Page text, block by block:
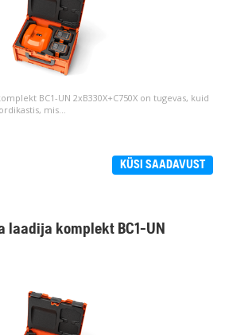
BC1-UN 2xB330X+C750X on tugevas, kuid
mis...
KÜSI SAADAVUST
laadija komplekt BC1-UN